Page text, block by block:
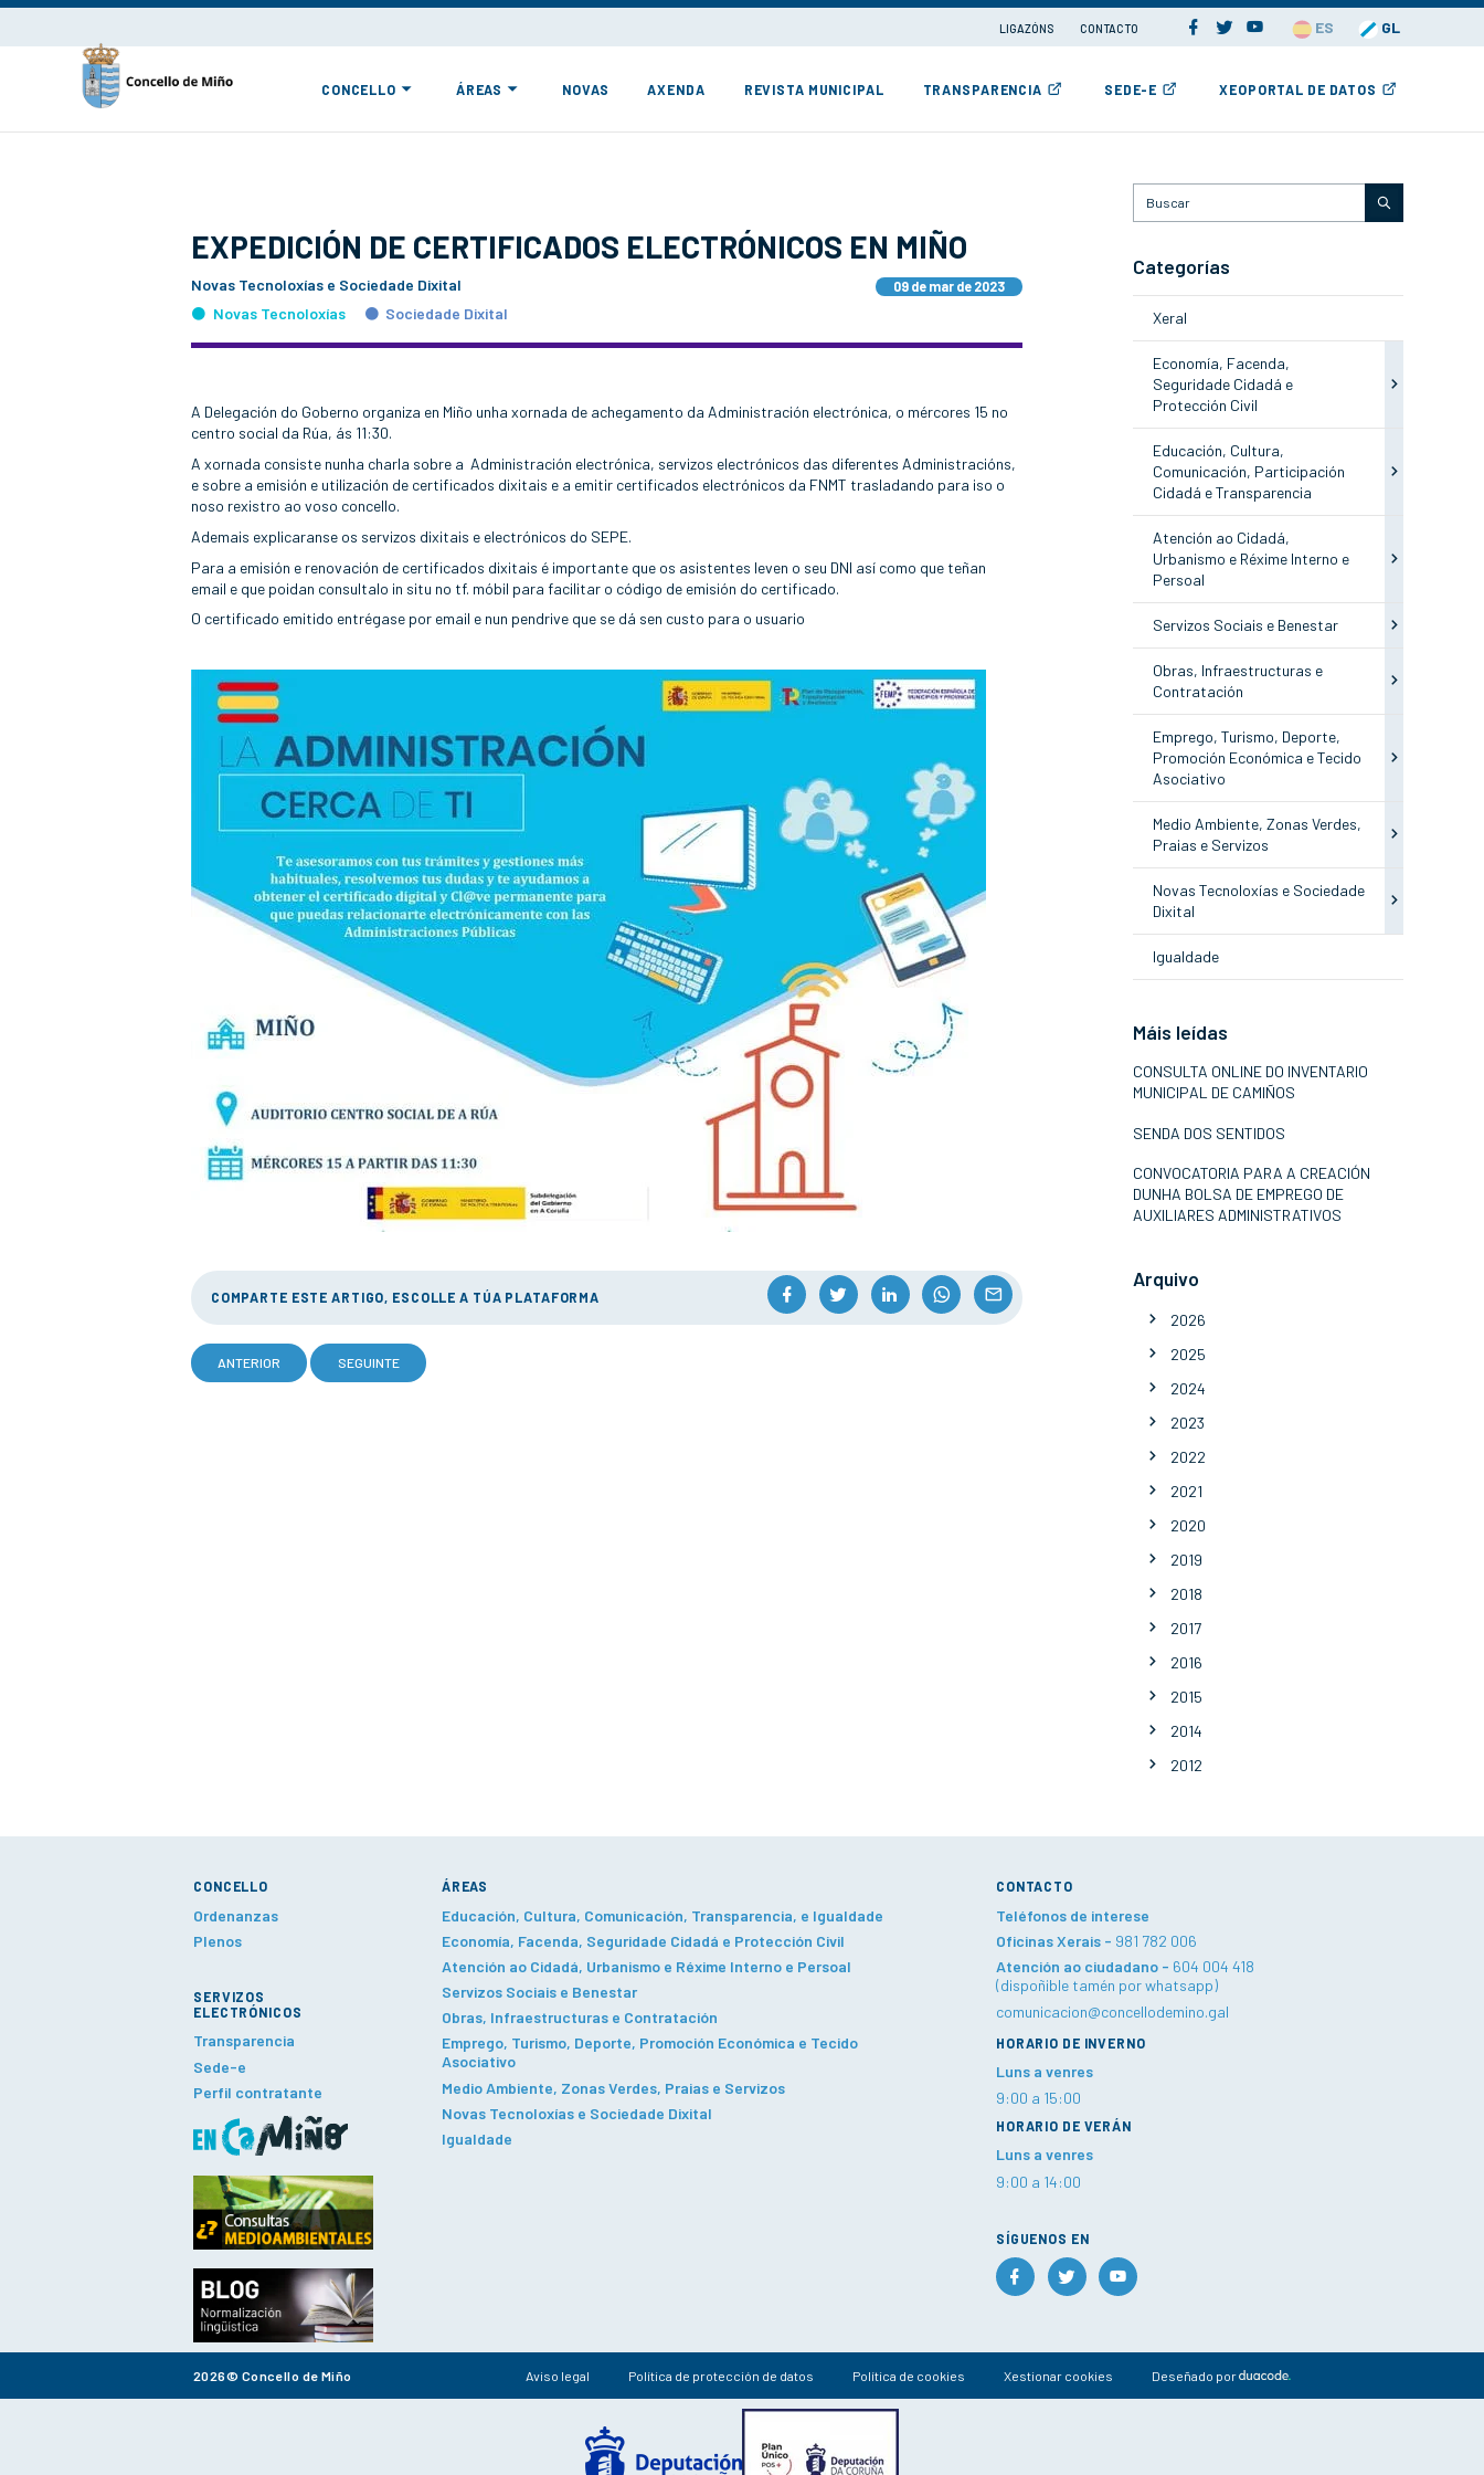
LIGAZÓNS CONTACTO ES GL
CONCELLO ÁREAS NOVAS AXENDA REVISTA MUNICIPAL TRANSPARENCIA SEDE-E XEOPORTAL DE DATOS
EXPEDICIÓN DE CERTIFICADOS ELECTRÓNICOS EN MIÑO
Novas Tecnoloxías e Sociedade Dixital
Novas Tecnoloxías
Sociedade Dixital
09 de mar de 2023
A Delegación do Goberno organiza en Miño unha xornada de achegamento da Administración electrónica, o mércores 15 no
centro social da Rúa, ás 11:30.
A xornada consiste nunha charla sobre a Administración electrónica, servizos electrónicos das diferentes Administracións,
e sobre a emisión e utilización de certificados dixitais e a emitir certificados electrónicos da FNMT trasladando para iso o
noso rexistro ao voso concello.
Ademais explicaranse os servizos dixitais e electrónicos do SEPE.
Para a emisión e renovación de certificados dixitais é importante que os asistentes leven o seu DNI así como que teñan
email e que poidan consultalo in situ no tf. móbil para facilitar o código de emisión do certificado.
O certificado emitido entrégase por email e nun pendrive que se dá sen custo para o usuario
COMPARTE ESTE ARTIGO, ESCOLLE A TÚA PLATAFORMA
ANTERIOR SEGUINTE
Categorías
Xeral
Economía, Facenda,
Seguridade Cidadá e
Protección Civil
Educación, Cultura,
Comunicación, Participación
Cidadá e Transparencia
Atención ao Cidadá,
Urbanismo e Réxime Interno e
Persoal
Servizos Sociais e Benestar
Obras, Infraestructuras e
Contratación
Emprego, Turismo, Deporte,
Promoción Económica e Tecido
Asociativo
Medio Ambiente, Zonas Verdes,
Praias e Servizos
Novas Tecnoloxías e Sociedade
Dixital
Igualdade
Máis leídas
CONSULTA ONLINE DO INVENTARIO
MUNICIPAL DE CAMIÑOS
SENDA DOS SENTIDOS
CONVOCATORIA PARA A CREACIÓN
DUNHA BOLSA DE EMPREGO DE
AUXILIARES ADMINISTRATIVOS
Arquivo
2026
2025
2024
2023
2022
2021
2020
2019
2018
2017
2016
2015
2014
2012
CONCELLO
Ordenanzas
Plenos
SERVIZOS
ELECTRÓNICOS
Transparencia
Sede-e
Perfil contratante
ÁREAS
Educación, Cultura, Comunicación, Transparencia, e Igualdade
Economía, Facenda, Seguridade Cidadá e Protección Civil
Atención ao Cidadá, Urbanismo e Réxime Interno e Persoal
Servizos Sociais e Benestar
Obras, Infraestructuras e Contratación
Emprego, Turismo, Deporte, Promoción Económica e Tecido
Asociativo
Medio Ambiente, Zonas Verdes, Praias e Servizos
Novas Tecnoloxías e Sociedade Dixital
Igualdade
CONTACTO
Teléfonos de interese
Oficinas Xerais - 981 782 006
Atención ao ciudadano - 604 004 418
(dispoñible tamén por whatsapp)
comunicacion@concellodemino.gal
HORARIO DE INVERNO
Luns a venres
9:00 a 15:00
HORARIO DE VERÁN
Luns a venres
9:00 a 14:00
SÍGUENOS EN
2026© Concello de Miño Aviso legal Política de protección de datos Política de cookies Xestionar cookies Deseñado por